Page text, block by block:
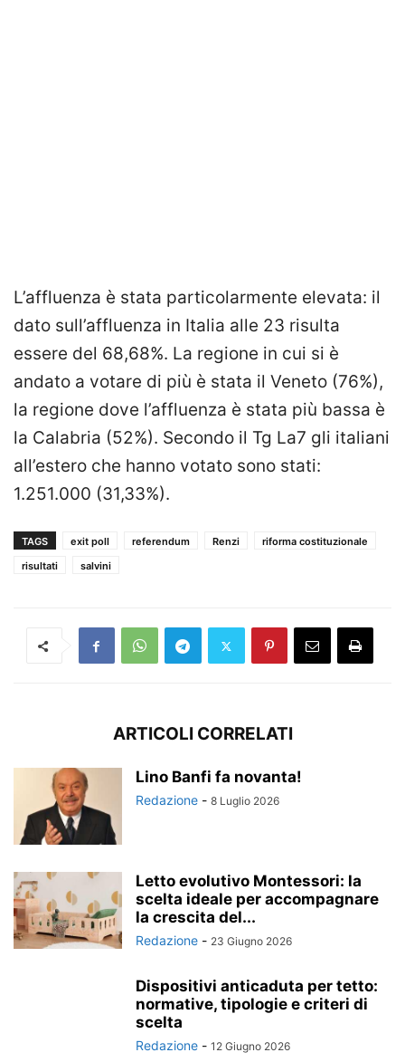
L’affluenza è stata particolarmente elevata: il
dato sull’affluenza in Italia alle 23 risulta
essere del 68,68%. La regione in cui si è
andato a votare di più è stata il Veneto (76%),
la regione dove l’affluenza è stata più bassa è
la Calabria (52%). Secondo il Tg La7 gli italiani
all’estero che hanno votato sono stati:
1.251.000 (31,33%).
TAGS exit poll referendum Renzi
riforma costituzionale
risultati
salvini
ARTICOLI CORRELATI
Lino Banfi fa novanta!
Redazione - 8 Luglio 2026
Letto evolutivo Montessori: la
scelta ideale per accompagnare
la crescita del...
Redazione - 23 Giugno 2026
Dispositivi anticaduta per tetto:
normative, tipologie e criteri di
scelta
Redazione - 12 Giugno 2026